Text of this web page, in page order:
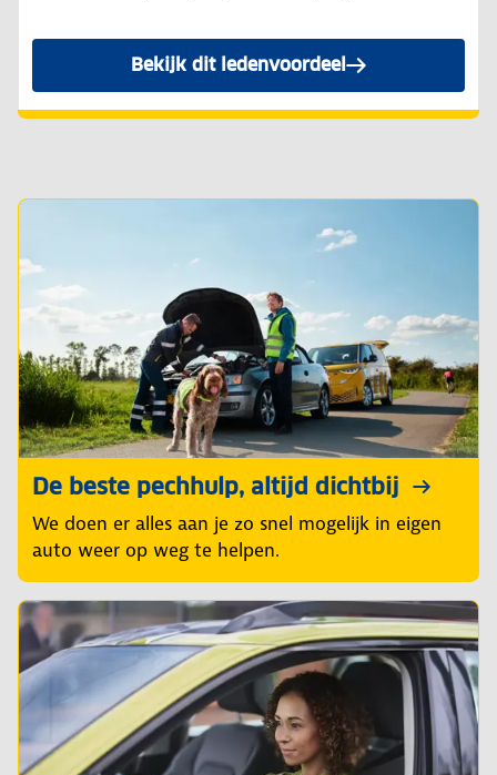
Bekijk dit ledenvoordeel
De beste pechhulp, altijd dichtbij
We doen er alles aan je zo snel mogelijk in eigen
auto weer op weg te helpen.